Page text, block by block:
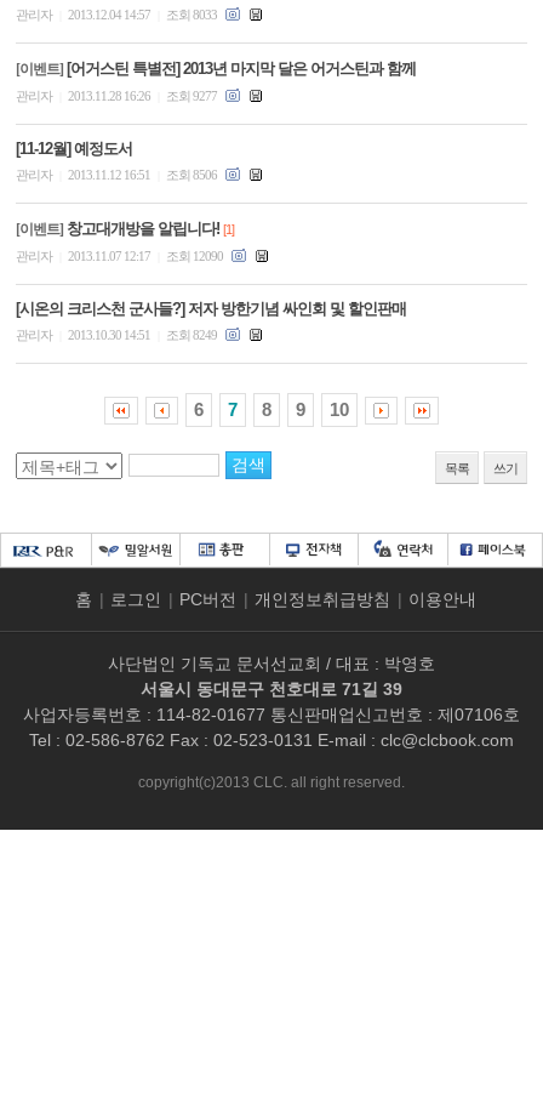
관리자 2013.12.04 14:57 조회 8033
[이벤트] [어거스틴 특별전] 2013년 마지막 달은 어거스틴과 함께
관리자 2013.11.28 16:26 조회 9277
[11-12월] 예정도서
관리자 2013.11.12 16:51 조회 8506
[이벤트] 창고대개방을 알립니다! [1]
관리자
2013.11.07 12:17 조회 12090
[시온의 크리스천 군사들?] 저자 방한기념 싸인회 및 할인판매
관리자 2013.10.30 14:51 조회 8249
6 7 8 9 10
목록 쓰기
홈 | 로그인 | PC버전 | 개인정보취급방침 | 이용안내
사단법인 기독교 문서선교회 / 대표 : 박영호
서울시 동대문구 천호대로 71길 39
사업자등록번호 : 114-82-01677 통신판매업신고번호 : 제07106호
Tel : 02-586-8762 Fax : 02-523-0131 E-mail : clc@clcbook.com
copyright(c)2013 CLC. all right reserved.